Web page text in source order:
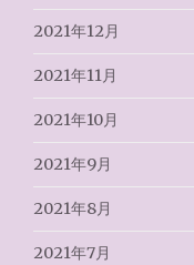
2021年12月
2021年11月
2021年10月
2021年9月
2021年8月
2021年7月